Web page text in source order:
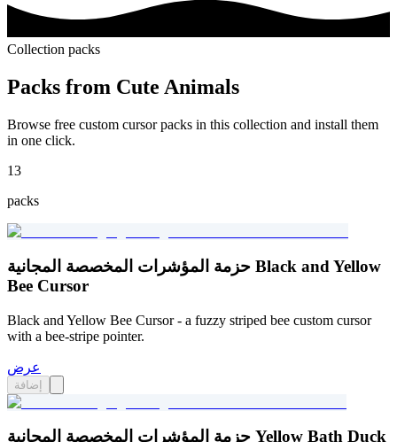
Collection packs
Packs from Cute Animals
Browse free custom cursor packs in this collection and install them
in one click.
13
packs
حزمة المؤشرات المخصصة المجانية Black and Yellow
Bee Cursor
Black and Yellow Bee Cursor - a fuzzy striped bee custom cursor
with a bee-stripe pointer.
عرض
إضافة
حزمة المؤشرات المخصصة المجانية Yellow Bath Duck